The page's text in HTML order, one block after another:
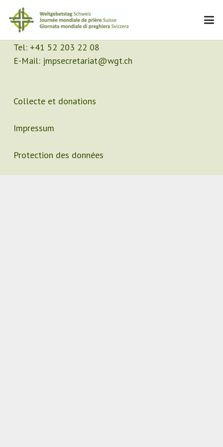
Contact
Secrétariat
Tel: +41 52 203 22 08
E-Mail: jmpsecretariat@wgt.ch
Collecte et donations
Impressum
Protection des données